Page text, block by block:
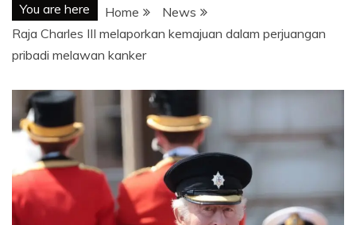
You are here Home
News
Raja Charles III melaporkan kemajuan dalam perjuangan
pribadi melawan kanker